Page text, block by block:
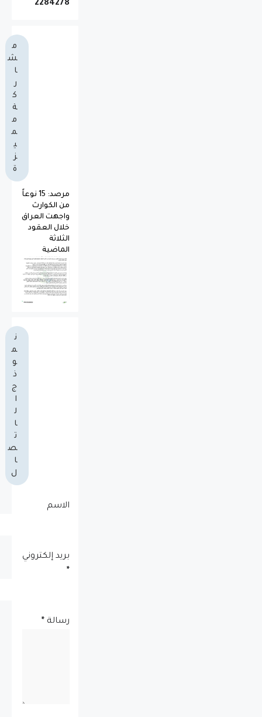
2284278
م
ش
ا
ر
ك
ة
م
م
ي
ز
ة
مرصد: 15 نوعاً
من الكوارث
واجهت العراق
خلال العقود
الثلاثة
الماضية
ن
م
و
ذ
ج
ا
ل
ا
ت
ص
ا
ل
الاسم
بريد إلكتروني
*
رسالة *